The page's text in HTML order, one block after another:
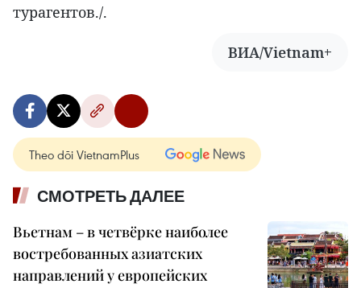
турагентов./.
ВИА/Vietnam+
Theo dõi VietnamPlus
СМОТРЕТЬ ДАЛЕЕ
Вьетнам – в четвёрке наиболее
востребованных азиатских
направлений у европейских